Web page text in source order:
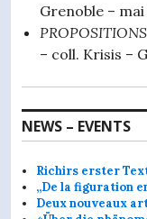
Grenoble – mai
– coll. Krisis –
NEWS – EVENTS
Richirs erster
„De la figuration
Deux nouveaux